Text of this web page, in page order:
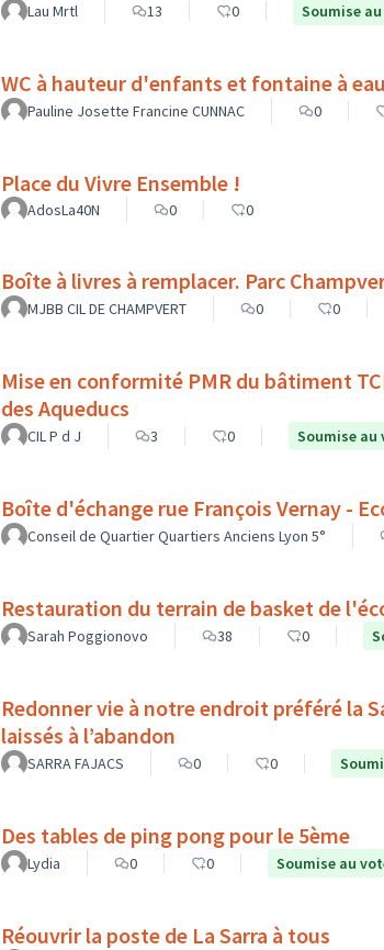
Lau Mrtl 13 0 Soumise
WC à hauteur d'enfants et fontaine à
Pauline Josette Francine CUNNAC 0
Place du Vivre Ensemble !
AdosLa40N 0 0
MJBB CIL DE CHAMPVERT 0 0
Mise en conformité PMR du bâtiment TCM5 ( Club de tennis municipal du 5ème ) 57rue
des Aqueducs
CIL P d J 3 0 Soumise au
Boîte d'échange rue François Vernay -
Conseil de Quartier Quartiers Anciens Lyon 5°
Restauration du terrain de basket de
Sarah Poggionovo 38 0
Redonner vie à notre endroit préféré la
laissés à l’abandon
SARRA FAJACS 0 0
Des tables de ping pong pour le 5ème
Lydia 0 0 Soumise au
Réouvrir la poste de La Sarra à tous